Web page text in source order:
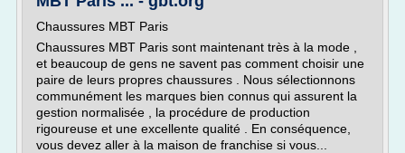
Chaussures MBT Paris
Chaussures MBT Paris sont maintenant très à la mode ,
et beaucoup de gens ne savent pas comment choisir une
paire de leurs propres chaussures . Nous sélectionnons
communément les marques bien connus qui assurent la
gestion normalisée , la procédure de production
rigoureuse et une excellente qualité . En conséquence,
vous devez aller à la maison de franchise si vous...